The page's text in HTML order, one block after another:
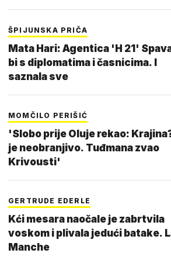
ŠPIJUNSKA PRIČA
Mata Hari: Agentica 'H 21'
bi s diplomatima i časnicima. I
saznala sve
MOMČILO PERIŠIĆ
'Slobo prije Oluje rekao:
je neobranjivo. Tuđmana zvao
Krivousti'
GERTRUDE EDERLE
Kći mesara naočale je zabrtvila
voskom i plivala jedući batake.
Manche